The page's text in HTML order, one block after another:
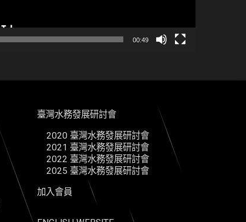
00:49
臺灣水務發展研討會
2020 臺灣水務發展研討會
2021 臺灣水務發展研討會
2022 臺灣水務發展研討會
2025 臺灣水務發展研討會
加入會員